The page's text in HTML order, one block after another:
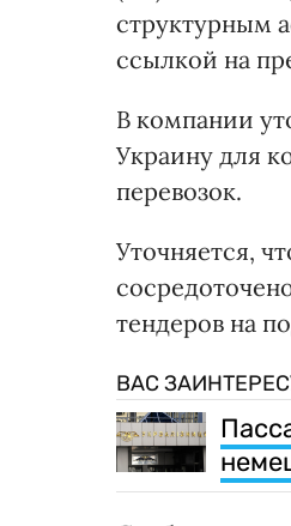
структурным
ссылкой на
В компании
Украину для
перевозок.
Уточняется,
тендеров на
ВАС